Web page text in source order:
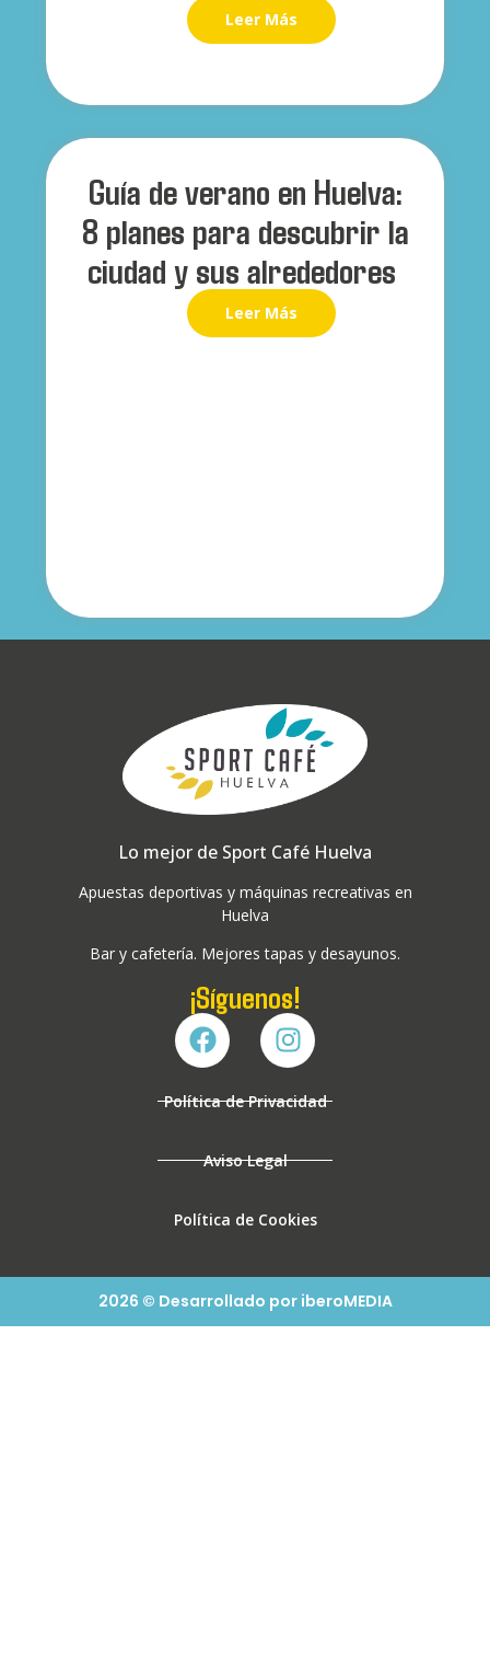
Leer Más
Guía de verano en Huelva:
8 planes para descubrir la
ciudad y sus alrededores
Leer Más
Lo mejor de Sport Café Huelva
Apuestas deportivas y máquinas recreativas en
Huelva
Bar y cafetería. Mejores tapas y desayunos.
¡Síguenos!
Política de Privacidad
Aviso Legal
Política de Cookies
2026 © Desarrollado por iberoMEDIA